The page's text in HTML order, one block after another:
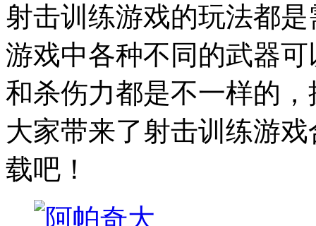
射击训练游戏的玩法都
游戏中各种不同的武器
和杀伤力都是不一样的
大家带来了射击训练游
载吧！